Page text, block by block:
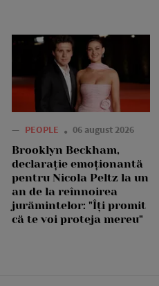
— PEOPLE 06 august 2026
Brooklyn Beckham,
declarație emoționantă
pentru Nicola Peltz la un
an de la reînnoirea
jurămintelor: "Îți promit
că te voi proteja mereu"